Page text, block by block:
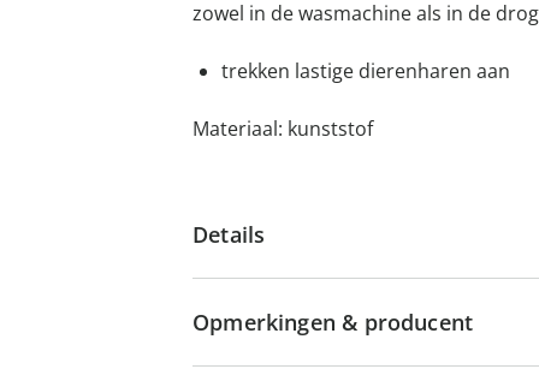
zowel in de wasmachine als in de
trekken lastige dierenharen aan
Materiaal: kunststof
Details
Opmerkingen & producent